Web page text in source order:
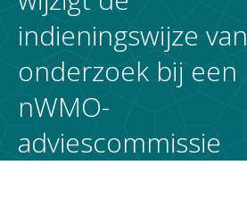
indieningswijze van
onderzoek bij een
nWMO-
adviescommissie